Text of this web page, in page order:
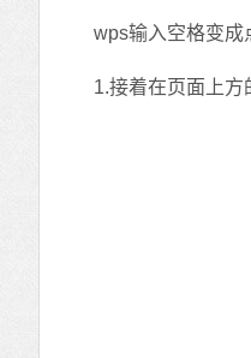
wps输入空格变成
1.接着在页面上